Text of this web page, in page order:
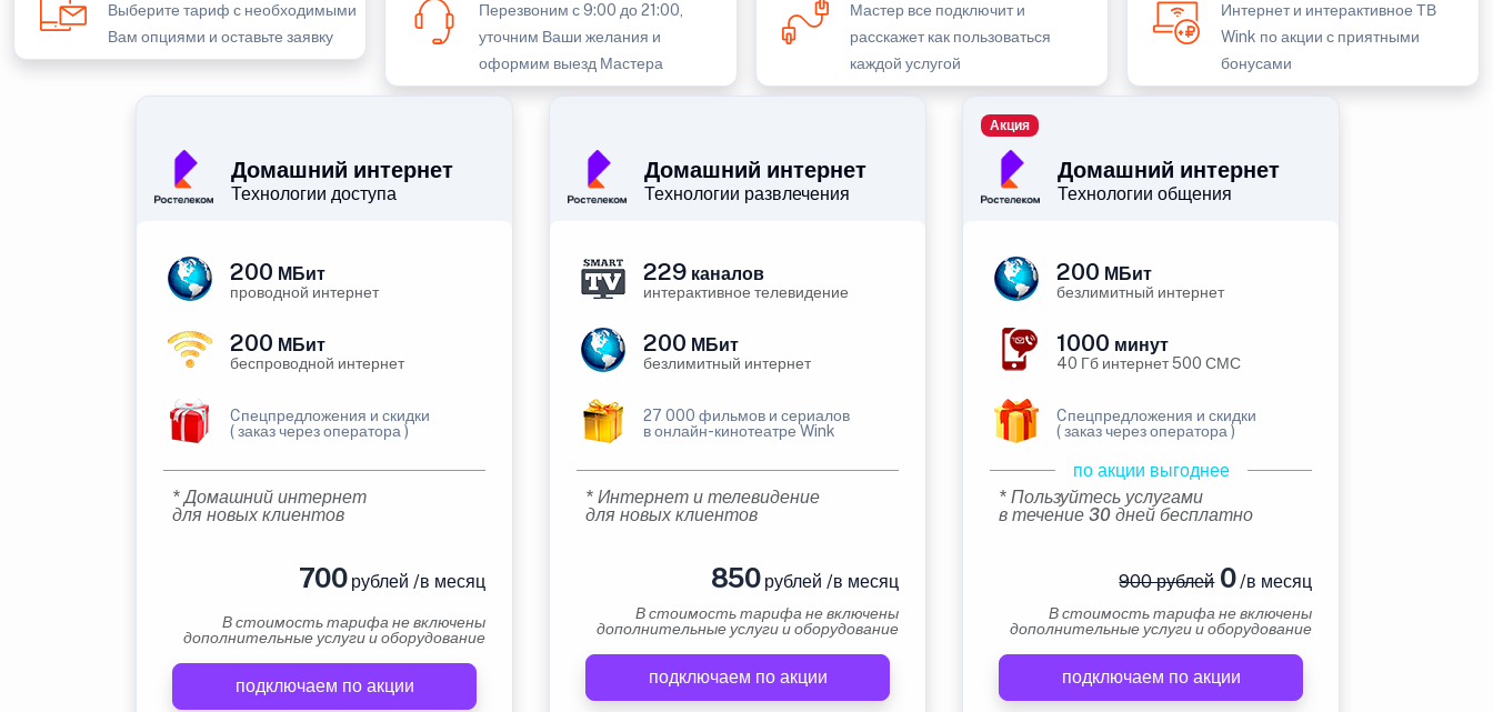
Выберите тариф с необходимыми
Вам опциями и оставьте заявку
Перезвоним с 9:00 до 21:00,
уточним Ваши желания и
оформим выезд Мастера
Мастер все подключит и
расскажет как пользоваться
каждой услугой
Интернет и интерактивное ТВ
Wink по акции с приятными
бонусами
Домашний интернет
Технологии доступа
200 МБит
проводной интернет
200 МБит
беспроводной интернет
Cпецпредложения и скидки
( заказ через оператора )
* Домашний интернет
для новых клиентов
700рублей /в месяц
В стоимость тарифа не включены
дополнительные услуги и оборудование
подключаем по акции
Домашний интернет
Технологии развлечения
229 каналов
интерактивное телевидение
200 МБит
безлимитный интернет
27 000 фильмов и сериалов
в онлайн-кинотеатре Wink
* Интернет и телевидение
для новых клиентов
850рублей /в месяц
В стоимость тарифа не включены
дополнительные услуги и оборудование
подключаем по акции
Домашний интернет
Технологии общения
Акция
200 МБит
безлимитный интернет
1000 минут
40 Гб интернет 500 СМС
Cпецпредложения и скидки
( заказ через оператора )
по акции выгоднее
* Пользуйтесь услугами
в течение 30 дней бесплатно
900 рублей0/в месяц
В стоимость тарифа не включены
дополнительные услуги и оборудование
подключаем по акции